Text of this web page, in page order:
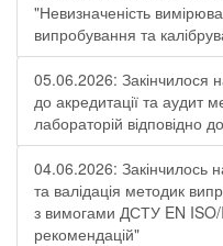
"Невизначеність
випробування та
05.06.2026: Закінчилося
до акредитації та аудит
лабораторій відповідно
04.06.2026: Закінчилось
та валідація методик
з вимогами ДСТУ EN
рекомендацій"